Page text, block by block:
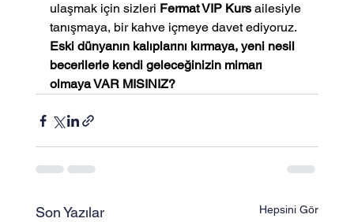
ulaşmak için sizleri Fermat VIP Kurs ailesiyle
tanışmaya, bir kahve içmeye davet ediyoruz.
Eski dünyanın kalıplarını kırmaya, yeni nesil
becerilerle kendi geleceğinizin mimarı
olmaya VAR MISINIZ?
Son Yazılar Hepsini Gör